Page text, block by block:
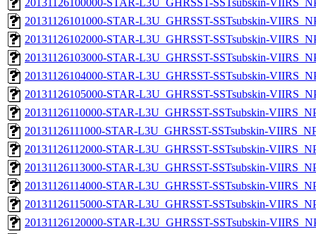
20131126100000-STAR-L3U_GHRSST-SSTsubskin-
20131126101000-STAR-L3U_GHRSST-SSTsubskin-
20131126102000-STAR-L3U_GHRSST-SSTsubskin-
20131126103000-STAR-L3U_GHRSST-SSTsubskin-
20131126104000-STAR-L3U_GHRSST-SSTsubskin-
20131126105000-STAR-L3U_GHRSST-SSTsubskin-
20131126110000-STAR-L3U_GHRSST-SSTsubskin-
20131126111000-STAR-L3U_GHRSST-SSTsubskin-
20131126112000-STAR-L3U_GHRSST-SSTsubskin-
20131126113000-STAR-L3U_GHRSST-SSTsubskin-
20131126114000-STAR-L3U_GHRSST-SSTsubskin-
20131126115000-STAR-L3U_GHRSST-SSTsubskin-
20131126120000-STAR-L3U_GHRSST-SSTsubskin-